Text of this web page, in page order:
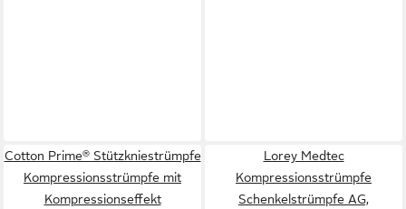
Cotton Prime® Stützkniestrümpfe
Kompressionsstrümpfe mit
Kompressionseffekt
Lorey Medtec
Kompressionsstrümpfe
Schenkelstrümpfe AG,